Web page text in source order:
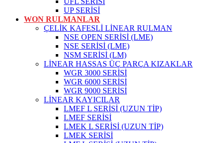
UP SERİSİ
WON RULMANLAR
ÇELİK KAFESLİ LİNEAR RULMAN
NSE OPEN SERİSİ (LME)
NSE SERİSİ (LME)
NSM SERİSİ (LM)
LİNEAR HASSAS ÜÇ PARÇA KIZAKLAR
WGR 3000 SERİSİ
WGR 6000 SERİSİ
WGR 9000 SERİSİ
LİNEAR KAYICILAR
LMEF L SERİSİ (UZUN TİP)
LMEF SERİSİ
LMEK L SERİSİ (UZUN TİP)
LMEK SERİSİ